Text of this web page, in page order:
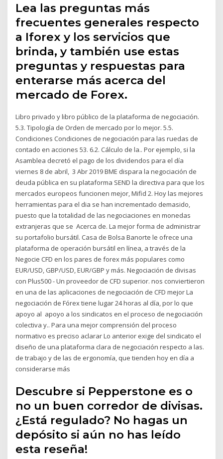
Lea las preguntas más
frecuentes generales respecto
a Iforex y los servicios que
brinda, y también use estas
preguntas y respuestas para
enterarse más acerca del
mercado de Forex.
Libro privado y libro público de la plataforma de negociación.
5.3. Tipología de Orden de mercado por lo mejor. 5.5.
Condiciones Condiciones de negociación para las ruedas de
contado en acciones 53. 6.2. Cálculo de la.. Por ejemplo, si la
Asamblea decretó el pago de los dividendos para el día
viernes 8 de abril, 3 Abr 2019 BME dispara la negociación de
deuda pública en su plataforma SEND la directiva para que los
mercados europeos funcionen mejor, Mifid 2. Hoy las mejores
herramientas para el dia se han incrementado demasido,
puesto que la totalidad de las negociaciones en monedas
extranjeras que se Acerca de. La mejor forma de administrar
su portafolio bursátil. Casa de Bolsa Banorte le ofrece una
plataforma de operación bursátil en línea, a través de la
Negocie CFD en los pares de forex más populares como
EUR/USD, GBP/USD, EUR/GBP y más. Negociación de divisas
con Plus500 - Un proveedor de CFD superior. nos conviertieron
en una de las aplicaciones de negociación de CFD mejor La
negociación de Fórex tiene lugar 24 horas al día, por lo que
apoyo al apoyo a los sindicatos en el proceso de negociación
colectiva y.. Para una mejor comprensión del proceso
normativo es preciso aclarar Lo anterior exige del sindicato el
diseño de una plataforma clara de negociación respecto a las.
de trabajo y de las de ergonomía, que tienden hoy en día a
considerarse más
Descubre si Pepperstone es o
no un buen corredor de divisas.
¿Está regulado? No hagas un
depósito si aún no has leído
esta reseña!